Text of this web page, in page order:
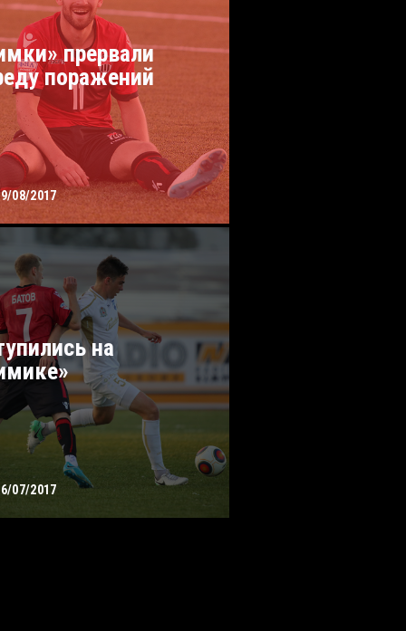
08/2017
прервали
поражений
07/2017
на